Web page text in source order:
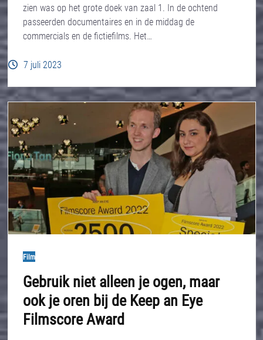
zien was op het grote doek van zaal 1. In de ochtend
passeerden documentaires en in de middag de
commercials en de fictiefilms. Het…
7 juli 2023
Film
Gebruik niet alleen je ogen, maar
ook je oren bij de Keep an Eye
Filmscore Award